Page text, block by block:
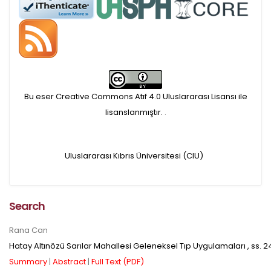
APC ödemesi
Öndenetimden geçen
makaleler için, 100 Avro
Makale İşletim Ücreti (APC)
APC bilgi mesajı
Bu eser Creative Commons Atıf 4.0 Uluslararası Lisansı ile
lisanslanmıştır. .
Uluslararası Kıbrıs Üniversitesi (CIU)
Search
Rana Can
Hatay Altınözü Sarılar Mahallesi Geleneksel Tıp Uygulamaları , ss.
Summary| Abstract| Full Text (PDF)